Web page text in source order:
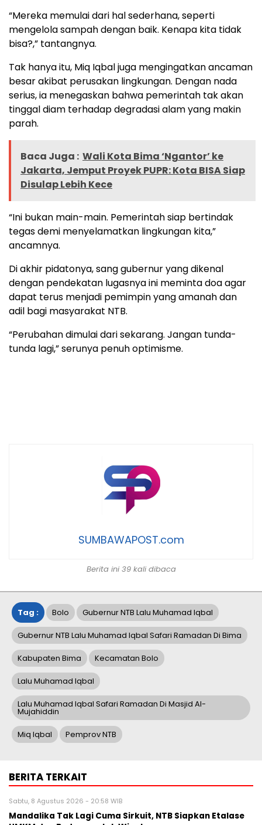
“Mereka memulai dari hal sederhana, seperti
mengelola sampah dengan baik. Kenapa kita tidak
bisa?,” tantangnya.
Tak hanya itu, Miq Iqbal juga mengingatkan ancaman
besar akibat perusakan lingkungan. Dengan nada
serius, ia menegaskan bahwa pemerintah tak akan
tinggal diam terhadap degradasi alam yang makin
parah.
Baca Juga : Wali Kota Bima ‘Ngantor’ ke
Jakarta, Jemput Proyek PUPR: Kota BISA Siap
Disulap Lebih Kece
“Ini bukan main-main. Pemerintah siap bertindak
tegas demi menyelamatkan lingkungan kita,”
ancamnya.
Di akhir pidatonya, sang gubernur yang dikenal
dengan pendekatan lugasnya ini meminta doa agar
dapat terus menjadi pemimpin yang amanah dan
adil bagi masyarakat NTB.
“Perubahan dimulai dari sekarang. Jangan tunda-
tunda lagi,” serunya penuh optimisme.
SUMBAWAPOST.com
Berita ini 39 kali dibaca
Tag : Bolo Gubernur NTB Lalu Muhamad Iqbal
Gubernur NTB Lalu Muhamad Iqbal Safari Ramadan Di Bima
Kabupaten Bima Kecamatan Bolo
Lalu Muhamad Iqbal
Lalu Muhamad Iqbal Safari Ramadan Di Masjid Al-
Mujahiddin
Miq Iqbal Pemprov NTB
BERITA TERKAIT
Sabtu, 8 Agustus 2026 - 20:58 WIB
Mandalika Tak Lagi Cuma Sirkuit, NTB Siapkan Etalase